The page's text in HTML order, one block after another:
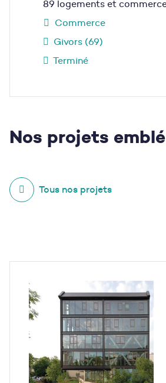
89 logements et
Commerce
Givors (69)
Terminé
Nos projets
Tous nos projets